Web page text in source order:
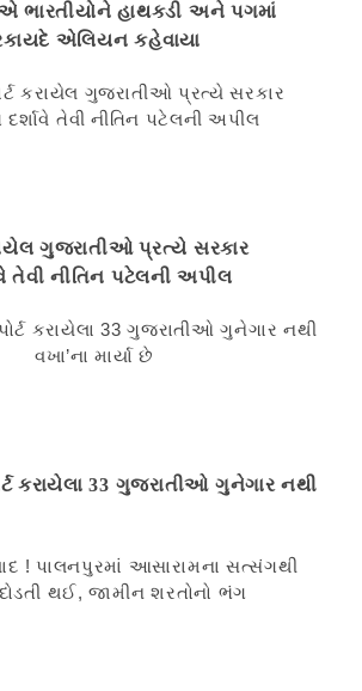
ભારતીયોને હાથકડી અને પગમાં
એલિયન કહેવાયા
ગુજરાતીઓ પ્રત્યે સરકાર
તેવી નીતિન પટેલની અપીલ
કરાયેલા 33 ગુજરાતીઓ ગુનેગાર નથી